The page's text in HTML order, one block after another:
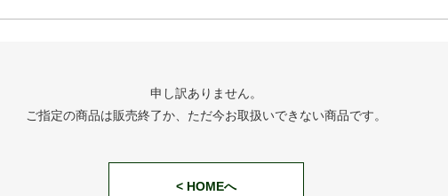
申し訳ありません。
ご指定の商品は販売終了か、ただ今お取扱いできない商品です。
< HOMEへ